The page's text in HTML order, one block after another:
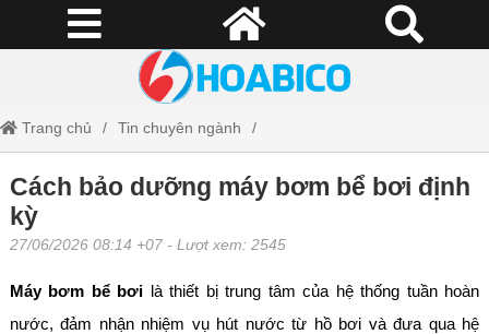
Trang chủ Tin chuyên ngành
Cách bảo dưỡng máy bơm bể bơi định kỳ
Cách bảo dưỡng máy bơm bể bơi định
kỳ
27/06/2026 08:14 +07 - Lượt xem: 2545
Máy bơm bể bơi là thiết bị trung tâm của hệ thống tuần hoàn
nước, đảm nhận nhiệm vụ hút nước từ hồ bơi và đưa qua hệ